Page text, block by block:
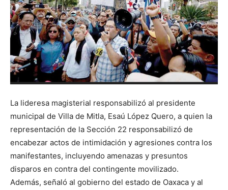
La lideresa magisterial responsabilizó al presidente
municipal de Villa de Mitla, Esaú López Quero, a quien la
representación de la Sección 22 responsabilizó de
encabezar actos de intimidación y agresiones contra los
manifestantes, incluyendo amenazas y presuntos
disparos en contra del contingente movilizado.
Además, señaló al gobierno del estado de Oaxaca y al